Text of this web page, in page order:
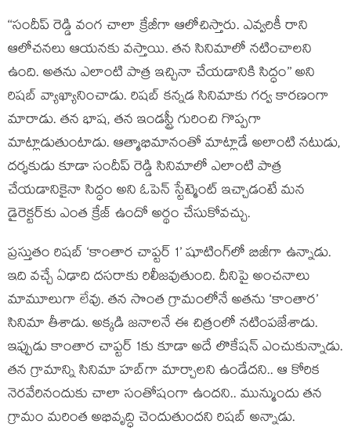
‘‘సందీప్ రెడ్డి వంగ చాలా క్రేజీగా ఆలోచిస్తారు. ఎవ్వరికీ రాని
ఆలోచనలు ఆయనకు వస్తాయి. తన సినిమాలో నటించాలని
ఉంది. అతను ఎలాంటి పాత్ర ఇచ్చినా చేయడానికి సిద్ధం’’ అని
రిషబ్ వ్యాఖ్యానించాడు. రిషబ్‌ కన్నడ సినిమాకు గర్వ కారణంగా
మారాడు. తన భాష, తన ఇండస్ట్రీ గురించి గొప్పగా
మాట్లాడుతుంటాడు. ఆత్మాభిమానంతో మాట్లాడే అలాంటి నటుడు,
దర్శకుడు కూడా సందీప్ రెడ్డి సినిమాలో ఎలాంటి పాత్ర
చేయడానికైనా సిద్ధం అని ఓపెన్ స్టేట్మెంట్ ఇచ్చాడంటే మన
డైరెక్టర్‌కు ఎంత క్రేజ్ ఉందో అర్థం చేసుకోవచ్చు.
ప్రస్తుతం రిషబ్ ‘కాంతార చాప్టర్ 1’ షూటింగ్‌లో బిజీగా ఉన్నాడు.
ఇది వచ్చే ఏఢాది దసరాకు రిలీజవుతుంది. దీనిపై అంచనాలు
మామూలుగా లేవు. తన సొంత గ్రామంలోనే అతను ‘కాంతార’
సినిమా తీశాడు. అక్కడి జనాలనే ఈ చిత్రంలో నటింపజేశాడు.
ఇప్పుడు కాంతార చాప్టర్ 1కు కూడా అదే లొకేషన్ ఎంచుకున్నాడు.
తన గ్రామాన్ని సినిమా హబ్‌గా మార్చాలని ఉండేదని.. ఆ కోరిక
నెరవేరినందుకు చాలా సంతోషంగా ఉందని.. మున్ముందు తన
గ్రామం మరింత అభివృద్ధి చెందుతుందని రిషబ్ అన్నాడు.